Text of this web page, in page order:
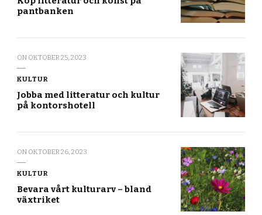
pantbanken
ON OKTOBER 25, 2023
KULTUR
Jobba med litteratur och kultur
på kontorshotell
ON OKTOBER 26, 2023
KULTUR
Bevara vårt kulturarv – bland
växtriket